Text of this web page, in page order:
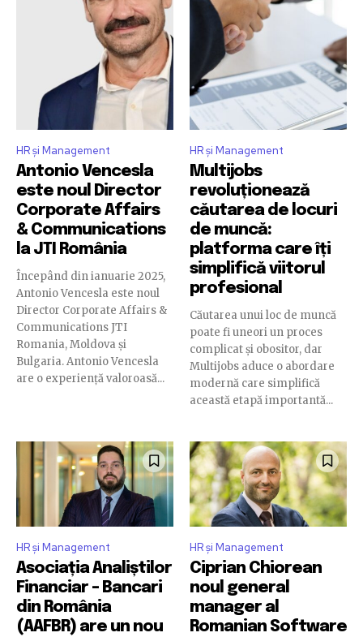
HR și Management
Antonio Vencesla
este noul Director
Corporate Affairs
& Communications
la JTI România
Începând din ianuarie 2025,
Antonio Vencesla este noul
Director Corporate Affairs &
Communications JTI
Romania, Moldova și
Bulgaria. Antonio Vencesla
are o experiență valoroasă...
HR și Management
Multijobs
revoluționează
căutarea de locuri
de muncă:
platforma care îți
simplifică viitorul
profesional
Căutarea unui loc de muncă
poate fi uneori un proces
complicat și obositor, dar
Multijobs aduce o abordare
modernă care simplifică
această etapă importantă...
HR și Management
Asociația Analiștilor
Financiar – Bancari
din România
(AAFBR) are un nou
HR și Management
Ciprian Chiorean
noul general
manager al
Romanian Software